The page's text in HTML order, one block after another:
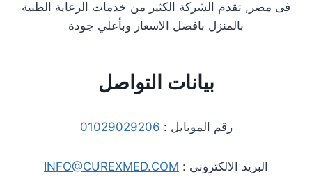
فى مصر, تقدم الشركة الكثير من خدمات الرعاية الطبية
بالمنزل بافضل الاسعار وبأعلي جودة
بيانات التواصل
رقم الموبايل : 01029029206
البريد الالكترونى : INFO@CUREXMED.COM